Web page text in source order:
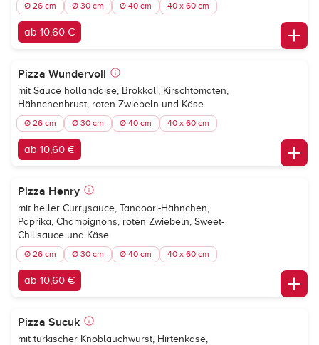
Ø 26 cm Ø 30 cm Ø 40 cm 40 x 60 cm
ab 10,60 €
Pizza Wundervoll
mit Sauce hollandaise, Brokkoli, Kirschtomaten,
Hähnchenbrust, roten Zwiebeln und Käse
Ø 26 cm Ø 30 cm Ø 40 cm 40 x 60 cm
ab 10,60 €
Pizza Henry
mit heller Currysauce, Tandoori-Hähnchen,
Paprika, Champignons, roten Zwiebeln, Sweet-
Chilisauce und Käse
Ø 26 cm Ø 30 cm Ø 40 cm 40 x 60 cm
ab 10,60 €
Pizza Sucuk
mit türkischer Knoblauchwurst, Hirtenkäse,